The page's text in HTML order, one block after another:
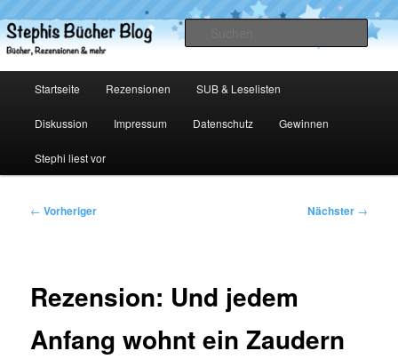
primären
Inhalt
Stephis Bücher Blog
Startseite Rezensionen SUB & Leselisten
Diskussion Impressum Datenschutz Gewinnen
Stephi liest vor
Beitragsnavigation
← Vorheriger Nächster →
Rezension: Und jedem
Anfang wohnt ein Zaudern